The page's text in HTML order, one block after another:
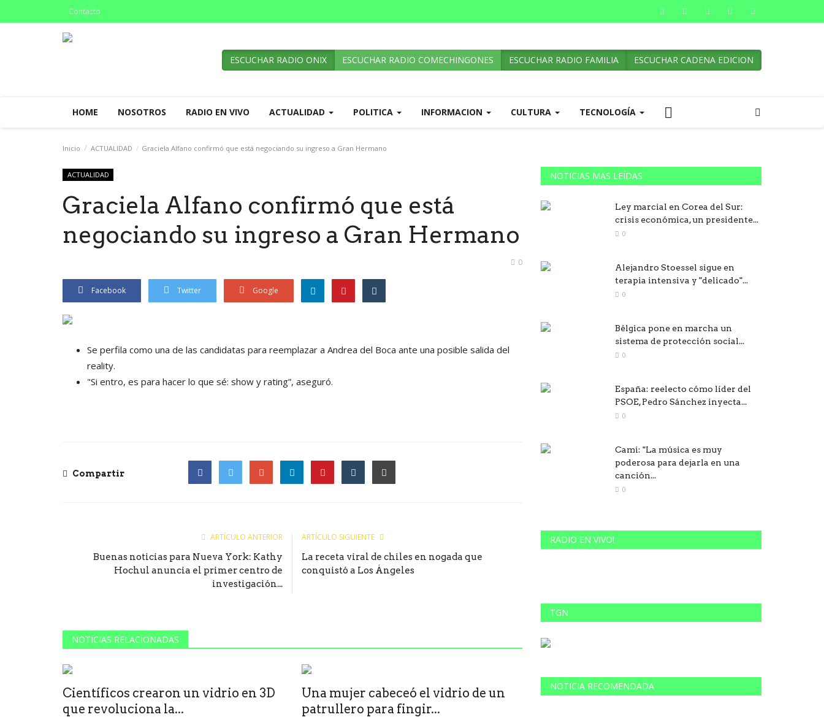
Contacto
ESCUCHAR RADIO ONIX ESCUCHAR RADIO COMECHINGONES ESCUCHAR RADIO FAMILIA ESCUCHAR CADENA EDICION
HOME NOSOTROS RADIO EN VIVO ACTUALIDAD POLITICA INFORMACION CULTURA TECNOLOGÍA
Inicio ACTUALIDAD Graciela Alfano confirmó que está negociando su ingreso a Gran Hermano
ACTUALIDAD
Graciela Alfano confirmó que está
negociando su ingreso a Gran Hermano
0
Facebook Twitter Google
Se perfila como una de las candidatas para reemplazar a Andrea del Boca ante una posible salida del
reality.
"Si entro, es para hacer lo que sé: show y rating”, aseguró.
Compartir
ARTÍCULO ANTERIOR
Buenas noticias para Nueva York: Kathy
Hochul anuncia el primer centro de
investigación...
ARTÍCULO SIGUIENTE
La receta viral de chiles en nogada que
conquistó a Los Ángeles
NOTICIAS RELACIONADAS
Científicos crearon un vidrio en 3D
que revoluciona la...
Una mujer cabeceó el vidrio de un
patrullero para fingir...
NOTICIAS MAS LEÍDAS
Ley marcial en Corea del Sur:
crisis económica, un presidente...
0
Alejandro Stoessel sigue en
terapia intensiva y "delicado"...
0
Bélgica pone en marcha un
sistema de protección social...
0
España: reelecto cómo líder del
PSOE, Pedro Sánchez inyecta...
0
Cami: "La música es muy
poderosa para dejarla en una
canción...
0
RADIO EN VIVO!
TGN
NOTICIA RECOMENDADA